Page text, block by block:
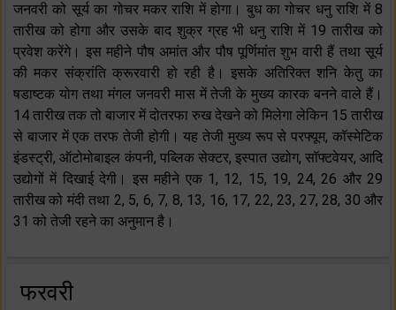
जनवरी को सूर्य का गोचर मकर राशि में होगा। बुध का गोचर धनु राशि में 8
तारीख को होगा और उसके बाद शुक्र ग्रह भी धनु राशि में 19 तारीख को
प्रवेश करेंगे। इस महीने पौष अमांत और पौष पूर्णिमांत शुभ वारी हैं तथा सूर्य
की मकर संक्रांति क्रूरवारी हो रही है। इसके अतिरिक्त शनि केतु का
षडाष्टक योग तथा मंगल जनवरी मास में तेजी के मुख्य कारक बनने वाले हैं।
14 तारीख तक तो बाजार में दोतरफा रुख देखने को मिलेगा लेकिन 15 तारीख
से बाजार में एक तरफ तेजी होगी। यह तेजी मुख्य रूप से परफ्यूम, कॉस्मेटिक
इंडस्ट्री, ऑटोमोबाइल कंपनी, पब्लिक सेक्टर, इस्पात उद्योग, सॉफ्टवेयर, आदि
उद्योगों में दिखाई देगी। इस महीने एक 1, 12, 15, 19, 24, 26 और 29
तारीख को मंदी तथा 2, 5, 6, 7, 8, 13, 16, 17, 22, 23, 27, 28, 30 और
31 को तेजी रहने का अनुमान है।
फरवरी